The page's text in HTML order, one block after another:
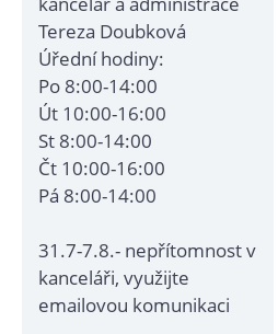
Tereza Doubková
Úřední hodiny:
Po 8:00-14:00
Út 10:00-16:00
St 8:00-14:00
Čt 10:00-16:00
Pá 8:00-14:00
31.7-7.8.- nepřítomnost v
kanceláři, využijte
emailovou komunikaci